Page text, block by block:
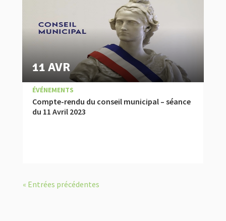
Compte-rendu du conseil municipal – séance
du 11 Avril 2023
11 AVR
|
COMPTES RENDUS
ÉVÉNEMENTS
« Entrées précédentes